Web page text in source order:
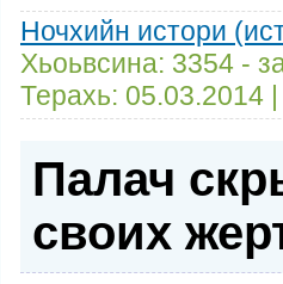
Ночхийн истори
Хьоьвсина: 3354 -
Терахь: 05.03.2014
Палач
своих